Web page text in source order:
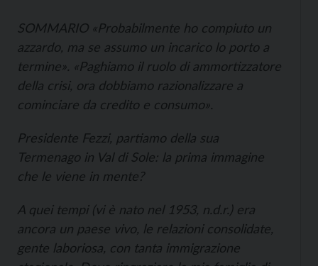
SOMMARIO «Probabilmente ho compiuto un
azzardo, ma se assumo un incarico lo porto a
termine». «Paghiamo il ruolo di ammortizzatore
della crisi, ora dobbiamo razionalizzare a
cominciare da credito e consumo».
Presidente Fezzi, partiamo della sua
Termenago in Val di Sole: la prima immagine
che le viene in mente?
A quei tempi (vi è nato nel 1953, n.d.r.) era
ancora un paese vivo, le relazioni consolidate,
gente laboriosa, con tanta immigrazione